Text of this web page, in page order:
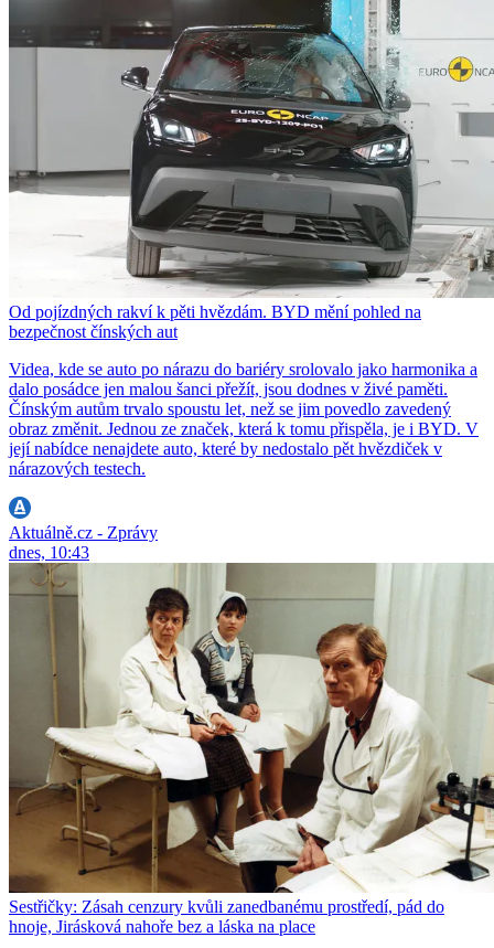
Od pojízdných rakví k pěti hvězdám. BYD mění pohled na
bezpečnost čínských aut
Videa, kde se auto po nárazu do bariéry srolovalo jako harmonika a
dalo posádce jen malou šanci přežít, jsou dodnes v živé paměti.
Čínským autům trvalo spoustu let, než se jim povedlo zavedený
obraz změnit. Jednou ze značek, která k tomu přispěla, je i BYD. V
její nabídce nenajdete auto, které by nedostalo pět hvězdiček v
nárazových testech.
Aktuálně.cz - Zprávy
dnes, 10:43
Sestřičky: Zásah cenzury kvůli zanedbanému prostředí, pád do
hnoje, Jirásková nahoře bez a láska na place